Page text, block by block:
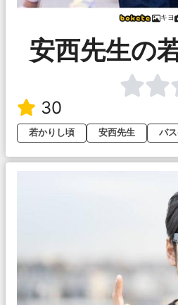
キヨ
安西先生の
30
若かりし頃
安西先生 バ